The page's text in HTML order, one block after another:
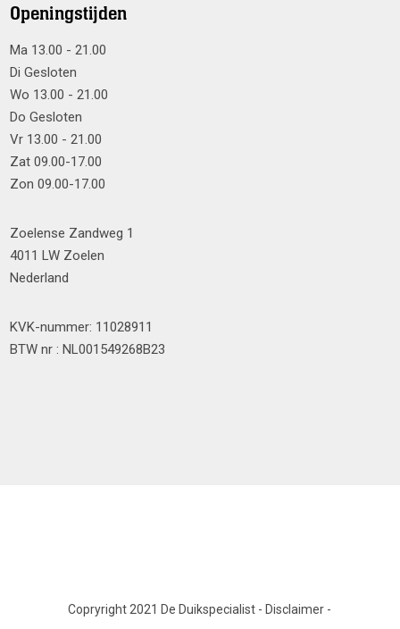
Openingstijden
Ma 13.00 - 21.00
Di Gesloten
Wo 13.00 - 21.00
Do Gesloten
Vr 13.00 - 21.00
Zat 09.00-17.00
Zon 09.00-17.00
Zoelense Zandweg 1
4011 LW Zoelen
Nederland
KVK-nummer: 11028911
BTW nr : NL001549268B23
Copryright 2021 De Duikspecialist - Disclaimer -